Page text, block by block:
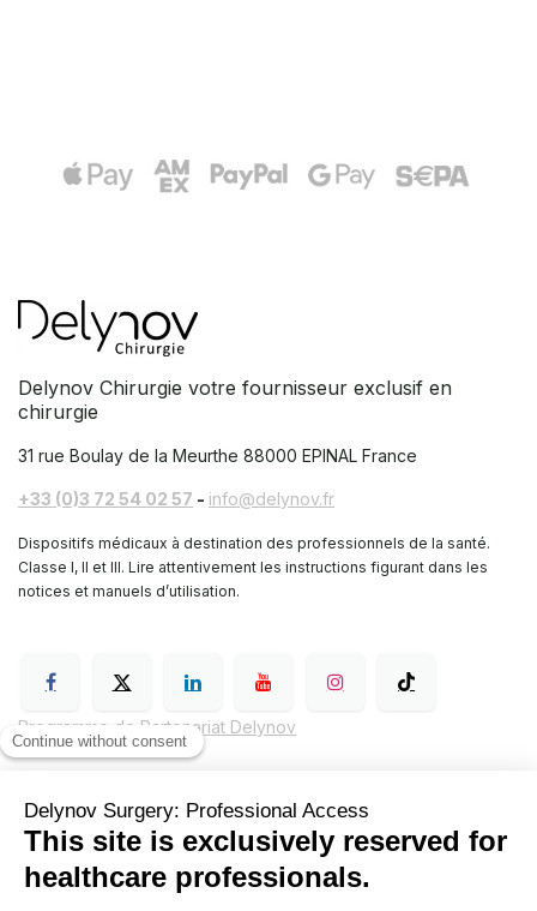
Delynov Chirurgie votre fournisseur exclusif en
chirurgie
31 rue Boulay de la Meurthe 88000 EPINAL France
+33 (0)3 72 54 02 57 - info@delynov.fr
Dispositifs médicaux à destination des professionnels de la santé.
Classe I, II et III. Lire attentivement les instructions figurant dans les
notices et manuels d’utilisation.
Programme de Partenariat Delynov
Conditions générales de vente (CGV)
Mentions légales
Politique de confidentialité de Delynov Chirurgie